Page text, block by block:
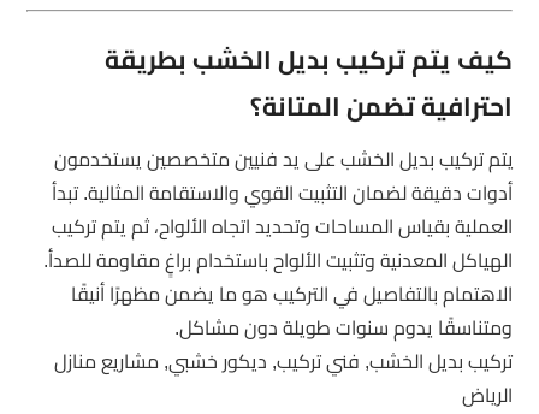
كيف يتم تركيب بديل الخشب بطريقة
احترافية تضمن المتانة؟
يتم تركيب بديل الخشب على يد فنيين متخصصين يستخدمون
أدوات دقيقة لضمان التثبيت القوي والاستقامة المثالية. تبدأ
العملية بقياس المساحات وتحديد اتجاه الألواح، ثم يتم تركيب
الهياكل المعدنية وتثبيت الألواح باستخدام براغٍ مقاومة للصدأ.
الاهتمام بالتفاصيل في التركيب هو ما يضمن مظهرًا أنيقًا
ومتناسقًا يدوم سنوات طويلة دون مشاكل.
تركيب بديل الخشب, فني تركيب, ديكور خشبي, مشاريع منازل
الرياض